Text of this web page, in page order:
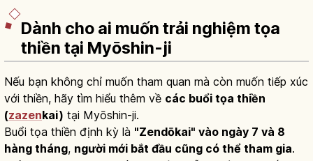
Dành cho ai muốn trải nghiệm tọa
thiền tại Myōshin-ji
Nếu bạn không chỉ muốn tham quan mà còn muốn tiếp xúc
với thiền, hãy tìm hiểu thêm về các buổi tọa thiền
(zazenkai) tại Myōshin-ji.
Buổi tọa thiền định kỳ là "Zendōkai" vào ngày 7 và 8
hàng tháng, người mới bắt đầu cũng có thể tham gia.